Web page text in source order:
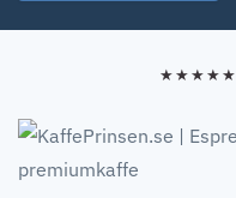
★★★★★